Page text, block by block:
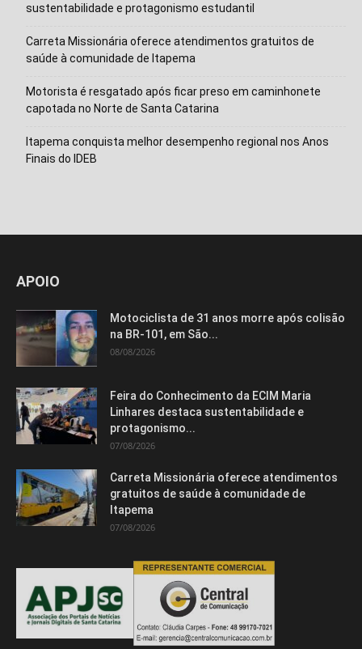
sustentabilidade e protagonismo estudantil
Carreta Missionária oferece atendimentos gratuitos de
saúde à comunidade de Itapema
Motorista é resgatado após ficar preso em caminhonete
capotada no Norte de Santa Catarina
Itapema conquista melhor desempenho regional nos Anos
Finais do IDEB
APOIO
Motociclista de 31 anos morre após colisão
na BR-101, em São...
08/08/2026
Feira do Conhecimento da ECIM Maria
Linhares destaca sustentabilidade e
protagonismo...
07/08/2026
Carreta Missionária oferece atendimentos
gratuitos de saúde à comunidade de
Itapema
07/08/2026